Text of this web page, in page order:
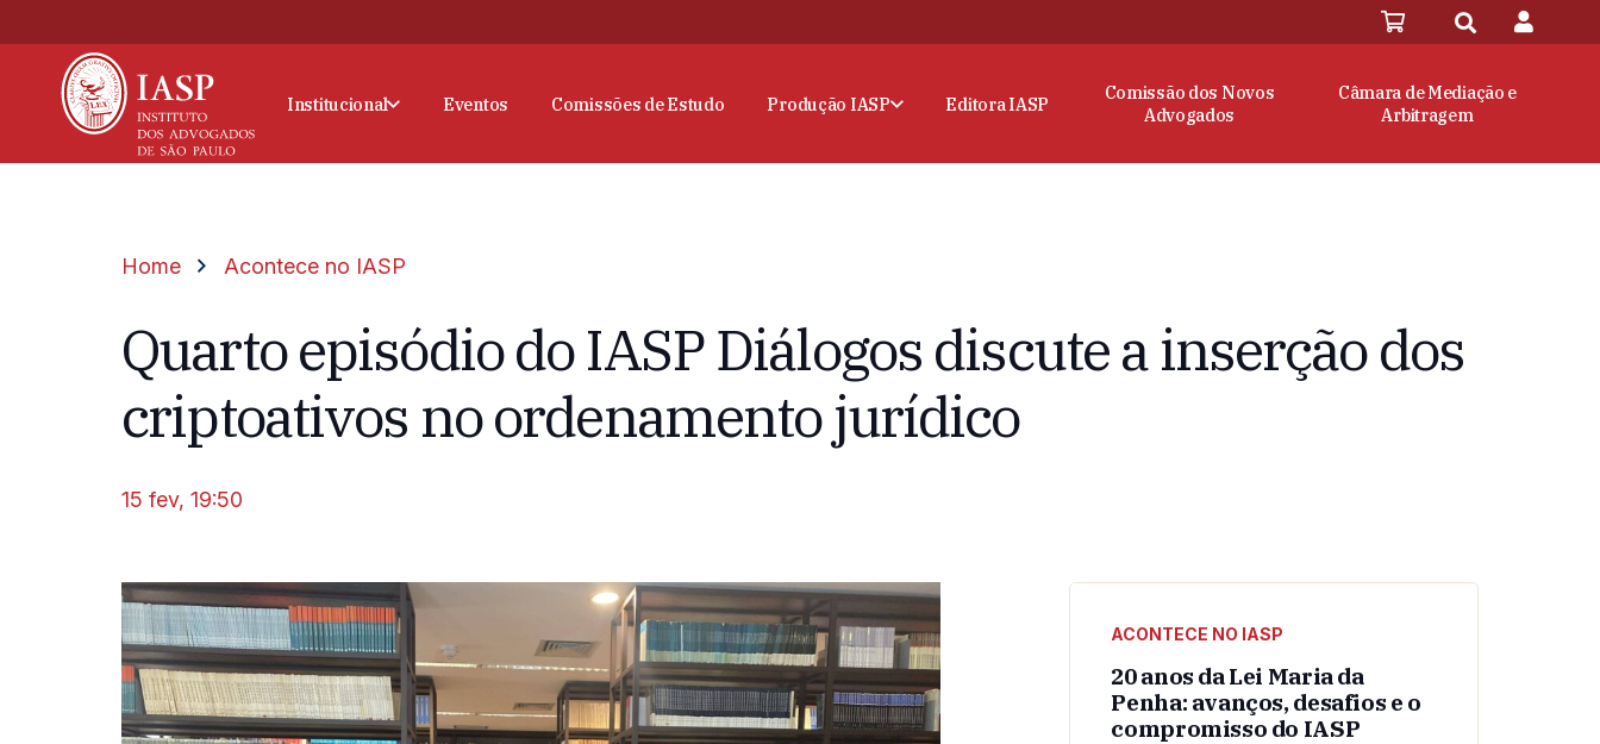
Institucional Eventos Comissões de Estudo Produção IASP Editora IASP
Comissão dos Novos
Advogados
Câmara de Mediação e
Arbitragem
Home Acontece no IASP
Quarto episódio do IASP Diálogos discute a inserção dos
criptoativos no ordenamento jurídico
15 fev, 19:50
ACONTECE NO IASP
20 anos da Lei Maria da
Penha: avanços, desafios e o
compromisso do IASP